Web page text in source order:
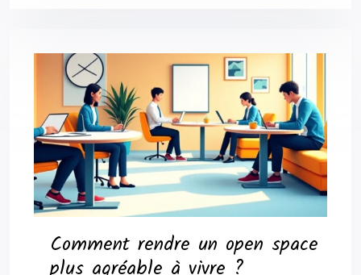
Comment rendre un open space
plus agréable à vivre ?